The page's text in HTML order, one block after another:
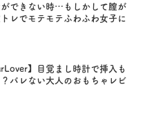
ができない時…もしかして膣が
レでモテモテふわふわ女子に
】目覚まし時計で挿入も
バレない大人のおもちゃレビ